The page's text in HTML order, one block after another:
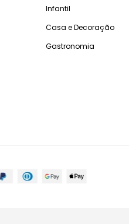
Infantil
Casa e Decoração
Gastronomia